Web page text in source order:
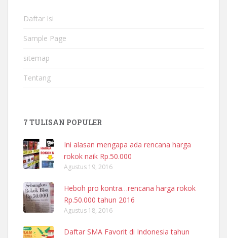
Daftar Isi
Sample Page
sitemap
Tentang
7 TULISAN POPULER
Ini alasan mengapa ada rencana harga
rokok naik Rp.50.000
Agustus 19, 2016
Heboh pro kontra…rencana harga rokok
Rp.50.000 tahun 2016
Agustus 18, 2016
Daftar SMA Favorit di Indonesia tahun